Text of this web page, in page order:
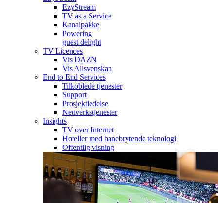
EzyStream
TV as a Service
Kanalpakke
Powering
guest delight
TV Licences
Vis DAZN
Vis Allsvenskan
End to End Services
Tilkoblede tjenester
Support
Prosjektledelse
Nettverkstjenester
Insights
TV over Internet
Hoteller med banebrytende teknologi
Offentlig visning